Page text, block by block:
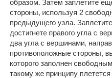
образом. Затем заплетите
стороны, используя 2
предыдущего узла.
достигнете правого угла с
два угла с вершинами,
противоположные стороны,
которого заполнен
такому же принципу